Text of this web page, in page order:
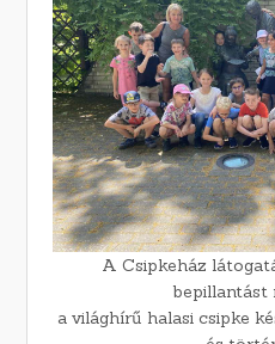
A Csipkeház
bepillantást
a világhírű halasi csipke